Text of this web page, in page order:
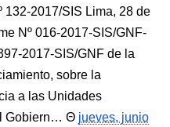
132-2017/SIS Lima, 28 de
Nº 016-2017-SIS/GNF-
2017-SIS/GNF de la
sobre la
a las Unidades
Gobiern…
jueves, junio